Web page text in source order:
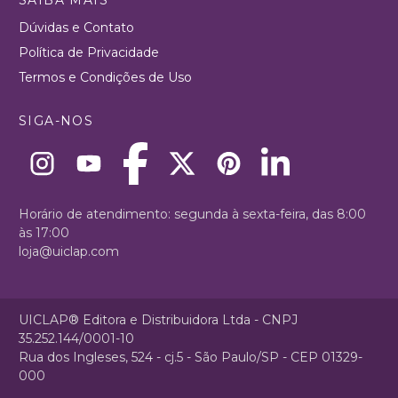
Dúvidas e Contato
Política de Privacidade
Termos e Condições de Uso
SIGA-NOS
Horário de atendimento: segunda à sexta-feira, das 8:00
às 17:00
loja@uiclap.com
UICLAP® Editora e Distribuidora Ltda - CNPJ
35.252.144/0001-10
Rua dos Ingleses, 524 - cj.5 - São Paulo/SP - CEP 01329-
000